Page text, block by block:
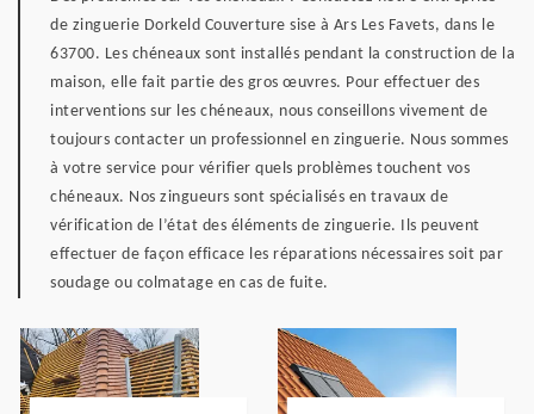
de zinguerie Dorkeld Couverture sise à Ars Les Favets, dans le
63700. Les chéneaux sont installés pendant la construction de la
maison, elle fait partie des gros œuvres. Pour effectuer des
interventions sur les chéneaux, nous conseillons vivement de
toujours contacter un professionnel en zinguerie. Nous sommes
à votre service pour vérifier quels problèmes touchent vos
chéneaux. Nos zingueurs sont spécialisés en travaux de
vérification de l’état des éléments de zinguerie. Ils peuvent
effectuer de façon efficace les réparations nécessaires soit par
soudage ou colmatage en cas de fuite.